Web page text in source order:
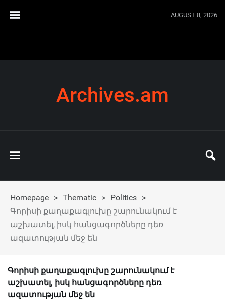
AUGUST 8, 2026
Archives.am
Homepage > Thematic > Politics >
Գորիսի քաղաքագլուխը շարունակում է
աշխատել, իսկ հանցագործները դեռ
ազատության մեջ են
Գորիսի քաղաքագլուխը շարունակում է
աշխատել, իսկ հանցագործները դեռ
ազատության մեջ են